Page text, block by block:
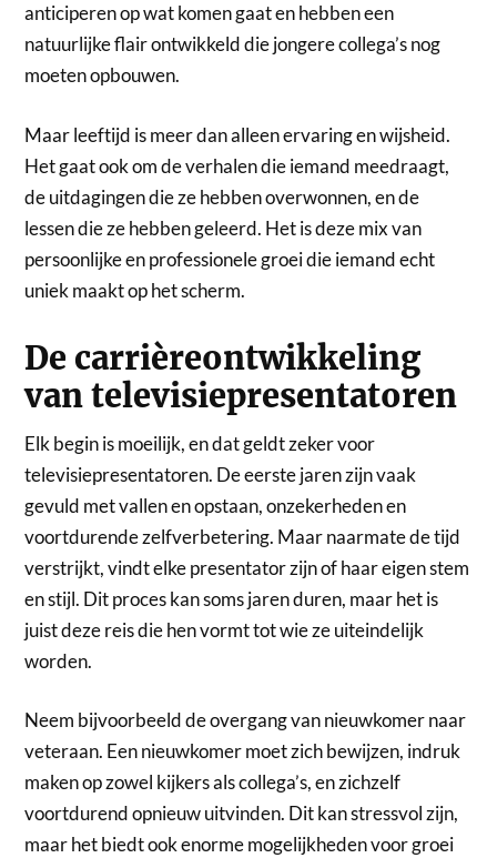
anticiperen op wat komen gaat en hebben een
natuurlijke flair ontwikkeld die jongere collega’s nog
moeten opbouwen.
Maar leeftijd is meer dan alleen ervaring en wijsheid.
Het gaat ook om de verhalen die iemand meedraagt,
de uitdagingen die ze hebben overwonnen, en de
lessen die ze hebben geleerd. Het is deze mix van
persoonlijke en professionele groei die iemand echt
uniek maakt op het scherm.
De carrièreontwikkeling
van televisiepresentatoren
Elk begin is moeilijk, en dat geldt zeker voor
televisiepresentatoren. De eerste jaren zijn vaak
gevuld met vallen en opstaan, onzekerheden en
voortdurende zelfverbetering. Maar naarmate de tijd
verstrijkt, vindt elke presentator zijn of haar eigen stem
en stijl. Dit proces kan soms jaren duren, maar het is
juist deze reis die hen vormt tot wie ze uiteindelijk
worden.
Neem bijvoorbeeld de overgang van nieuwkomer naar
veteraan. Een nieuwkomer moet zich bewijzen, indruk
maken op zowel kijkers als collega’s, en zichzelf
voortdurend opnieuw uitvinden. Dit kan stressvol zijn,
maar het biedt ook enorme mogelijkheden voor groei